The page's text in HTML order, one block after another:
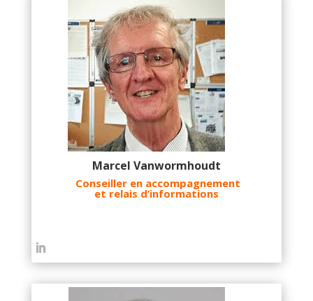
Marcel Vanwormhoudt
Conseiller en accompagnement
et relais d’informations